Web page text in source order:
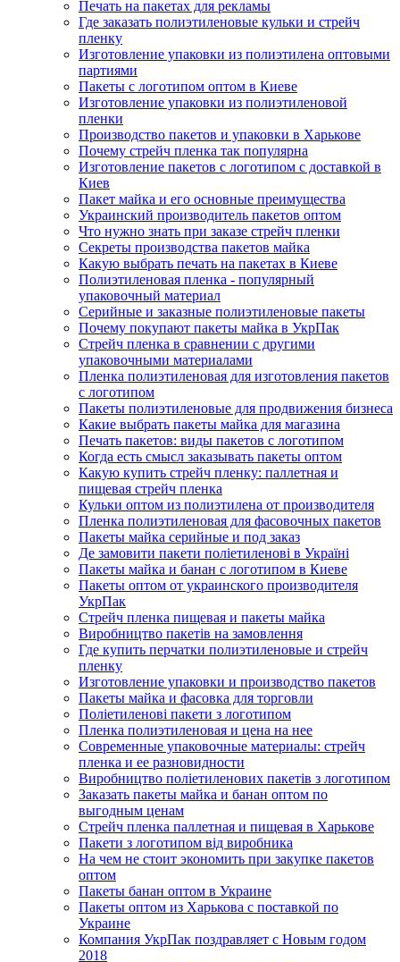
Печать на пакетах для рекламы
Где заказать полиэтиленовые кульки и стрейч
пленку
Изготовление упаковки из полиэтилена оптовыми
партиями
Пакеты с логотипом оптом в Киеве
Изготовление упаковки из полиэтиленовой
пленки
Производство пакетов и упаковки в Харькове
Почему стрейч пленка так популярна
Изготовление пакетов с логотипом с доставкой в
Киев
Пакет майка и его основные преимущества
Украинский производитель пакетов оптом
Что нужно знать при заказе стрейч пленки
Секреты производства пакетов майка
Какую выбрать печать на пакетах в Киеве
Полиэтиленовая пленка - популярный
упаковочный материал
Серийные и заказные полиэтиленовые пакеты
Почему покупают пакеты майка в УкрПак
Стрейч пленка в сравнении с другими
упаковочными материалами
Пленка полиэтиленовая для изготовления пакетов
с логотипом
Пакеты полиэтиленовые для продвижения бизнеса
Какие выбрать пакеты майка для магазина
Печать пакетов: виды пакетов с логотипом
Когда есть смысл заказывать пакеты оптом
Какую купить стрейч пленку: паллетная и
пищевая стрейч пленка
Кульки оптом из полиэтилена от производителя
Пленка полиэтиленовая для фасовочных пакетов
Пакеты майка серийные и под заказ
Де замовити пакети поліетиленові в Україні
Пакеты майка и банан с логотипом в Киеве
Пакеты оптом от украинского производителя
УкрПак
Стрейч пленка пищевая и пакеты майка
Виробництво пакетів на замовлення
Где купить перчатки полиэтиленовые и стрейч
пленку
Изготовление упаковки и производство пакетов
Пакеты майка и фасовка для торговли
Поліетиленові пакети з логотипом
Пленка полиэтиленовая и цена на нее
Современные упаковочные материалы: стрейч
пленка и ее разновидности
Виробництво поліетиленових пакетів з логотипом
Заказать пакеты майка и банан оптом по
выгодным ценам
Стрейч пленка паллетная и пищевая в Харькове
Пакети з логотипом від виробника
На чем не стоит экономить при закупке пакетов
оптом
Пакеты банан оптом в Украине
Пакеты оптом из Харькова с поставкой по
Украине
Компания УкрПак поздравляет с Новым годом
2018